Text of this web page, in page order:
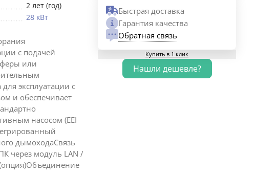
2 лет (год)
28 кВт
с подачей
или
эксплуатации с
и обеспечивает
насосом (EEI
дымоходаСвязь
через модуль LAN /
(опция)Объединение
Быстрая доставка
Гарантия качества
Обратная связь
Купить в 1 клик